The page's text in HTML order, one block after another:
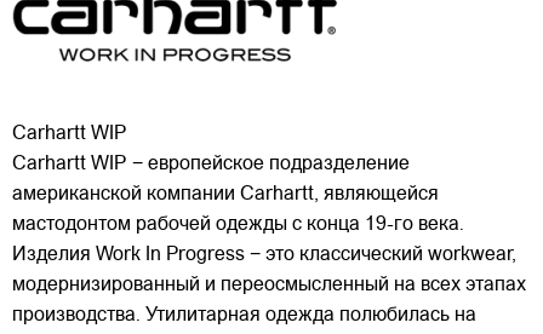
Carhartt WIP
Carhartt WIP − европейское подразделение
американской компании Carhartt, являющейся
мастодонтом рабочей одежды с конца 19-го века.
Изделия Work In Progress − это классический workwear,
модернизированный и переосмысленный на всех этапах
производства. Утилитарная одежда полюбилась на